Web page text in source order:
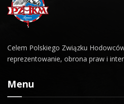
Celem Polskiego Związku
reprezentowanie, obrona praw i
Menu